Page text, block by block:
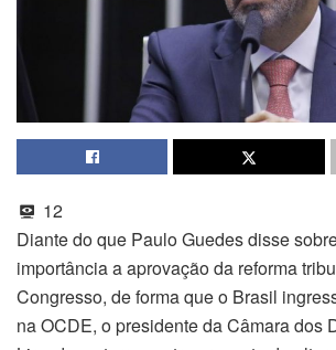
12
Diante do que Paulo Guedes disse
importância a aprovação da reforma
Congresso, de forma que o Brasil
na OCDE, o presidente da Câmara dos